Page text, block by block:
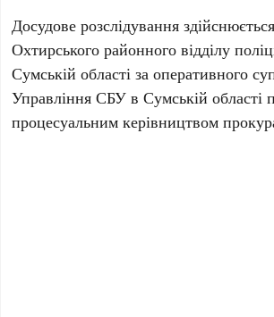
Досудове розслідування
Охтирського районного відділу
Сумській області за оперативного
Управління СБУ в Сумській області
процесуальним керівництвом